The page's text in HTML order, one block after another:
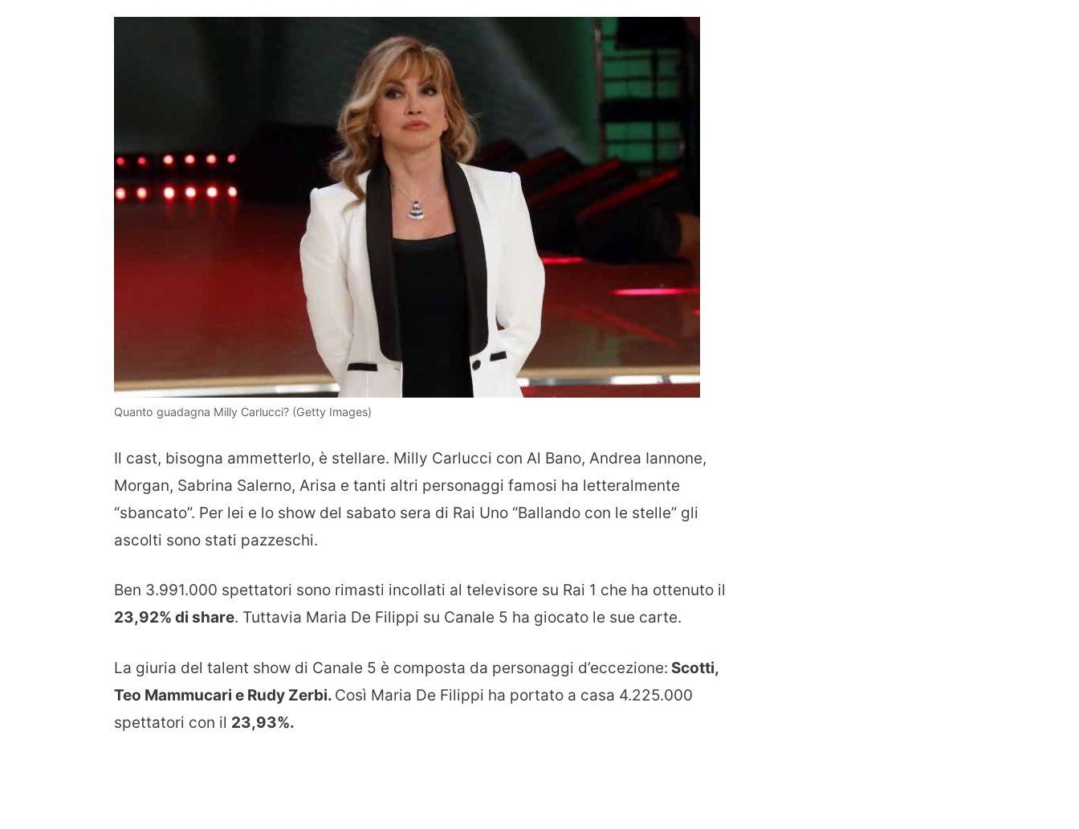
Quanto guadagna Milly Carlucci? (Getty Images)
Il cast, bisogna ammetterlo, è stellare. Milly Carlucci con Al Bano, Andrea Iannone,
Morgan, Sabrina Salerno, Arisa e tanti altri personaggi famosi ha letteralmente
“sbancato”. Per lei e lo show del sabato sera di Rai Uno “Ballando con le stelle” gli
ascolti sono stati pazzeschi.
Ben 3.991.000 spettatori sono rimasti incollati al televisore su Rai 1 che ha ottenuto il
23,92% di share. Tuttavia Maria De Filippi su Canale 5 ha giocato le sue carte.
La giuria del talent show di Canale 5 è composta da personaggi d’eccezione: Scotti,
Teo Mammucari e Rudy Zerbi. Così Maria De Filippi ha portato a casa 4.225.000
spettatori con il 23,93%.